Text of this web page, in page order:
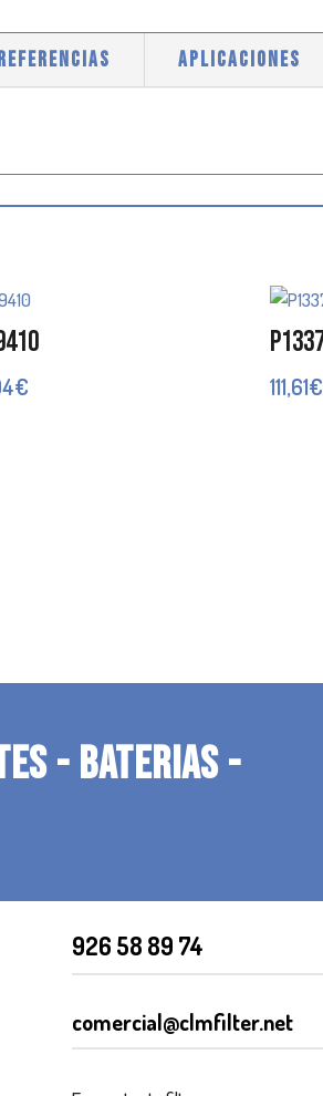
APLICACIONES
€ 111,61€
- BATERIAS -
926 58 89 74
comercial@clmfilter.net